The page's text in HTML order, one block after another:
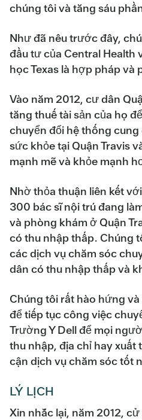
chúng tôi và tăng sáu
Như đã nêu trước đây,
đầu tư của Central Health
học Texas là hợp pháp và
Vào năm 2012, cư dân
tăng thuế tài sản của họ
chuyển đổi hệ thống
sức khỏe tại Quận Travis
mạnh mẽ và khỏe mạnh
Nhờ thỏa thuận liên kết
300 bác sĩ nội trú đang
và phòng khám ở Quận
có thu nhập thấp. Chúng
các dịch vụ chăm sóc
dân có thu nhập thấp và
Chúng tôi rất hào hứng
để tiếp tục công việc
Trường Y Dell để mọi
thu nhập, địa chỉ hay xuất
cận dịch vụ chăm sóc tốt
LÝ LỊCH
Xin nhắc lại, năm 2012,